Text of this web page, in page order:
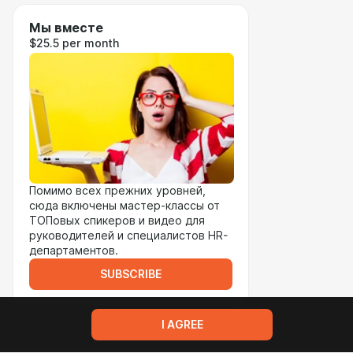
Мы вместе
$25.5 per month
Помимо всех прежних уровней,
сюда включены мастер-классы от
ТОПовых спикеров и видео для
руководителей и специалистов HR-
департаментов.
SUBSCRIBE
I AGREE